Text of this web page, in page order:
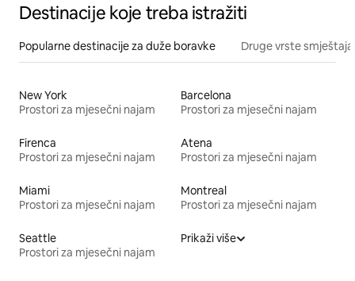
Destinacije koje treba istražiti
Popularne destinacije za duže boravke Druge vrste smještaja
New York
Prostori za mjesečni najam
Barcelona
Prostori za mjesečni najam
Firenca
Prostori za mjesečni najam
Atena
Prostori za mjesečni najam
Miami
Prostori za mjesečni najam
Montreal
Prostori za mjesečni najam
Seattle
Prostori za mjesečni najam
Prikaži više